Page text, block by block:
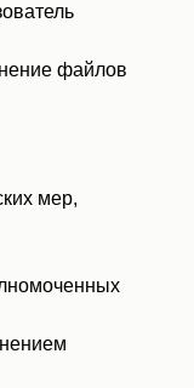
файлов
мер,